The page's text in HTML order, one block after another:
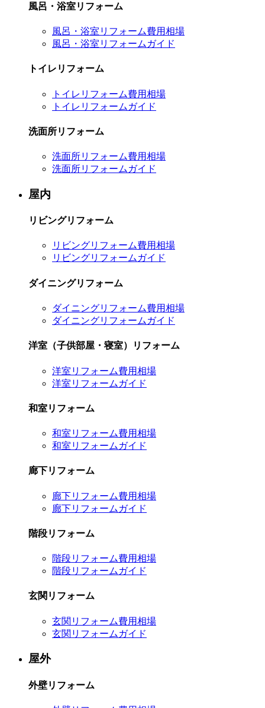
風呂・浴室リフォーム
風呂・浴室リフォーム費用相場
風呂・浴室リフォームガイド
トイレリフォーム
トイレリフォーム費用相場
トイレリフォームガイド
洗面所リフォーム
洗面所リフォーム費用相場
洗面所リフォームガイド
屋内
リビングリフォーム
リビングリフォーム費用相場
リビングリフォームガイド
ダイニングリフォーム
ダイニングリフォーム費用相場
ダイニングリフォームガイド
洋室（子供部屋・寝室）リフォーム
洋室リフォーム費用相場
洋室リフォームガイド
和室リフォーム
和室リフォーム費用相場
和室リフォームガイド
廊下リフォーム
廊下リフォーム費用相場
廊下リフォームガイド
階段リフォーム
階段リフォーム費用相場
階段リフォームガイド
玄関リフォーム
玄関リフォーム費用相場
玄関リフォームガイド
屋外
外壁リフォーム